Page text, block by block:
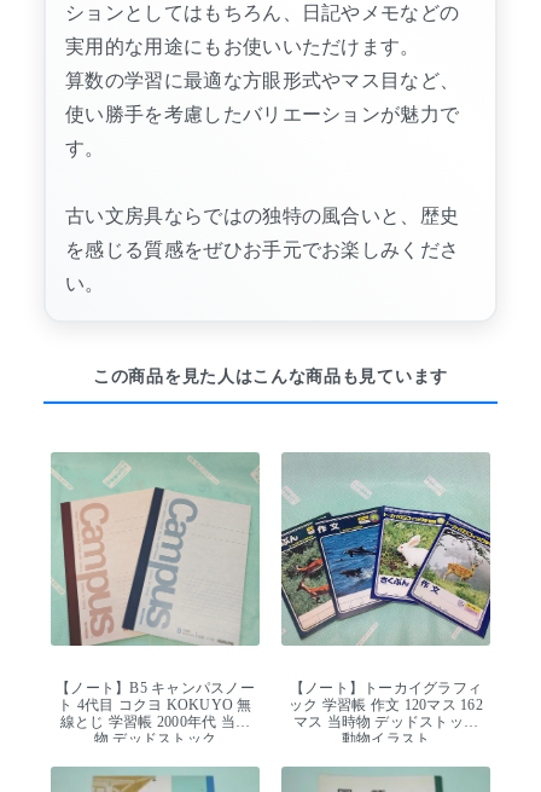
ションとしてはもちろん、日記やメモなどの
実用的な用途にもお使いいただけます。
算数の学習に最適な方眼形式やマス目など、
使い勝手を考慮したバリエーションが魅力で
す。
古い文房具ならではの独特の風合いと、歴史
を感じる質感をぜひお手元でお楽しみくださ
い。
この商品を見た人はこんな商品も見ています
【ノート】B5 キャンパスノー
ト 4代目 コクヨ KOKUYO 無
線とじ 学習帳 2000年代 当時
物 デッドストック
【ノート】トーカイグラフィ
ック 学習帳 作文 120マス 162
マス 当時物 デッドストック
動物イラスト